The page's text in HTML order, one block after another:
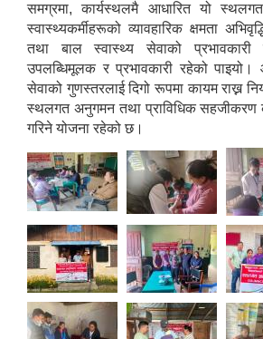
समग्रमा, कार्यस्थलमै आधारित यो
स्वास्थ्यकर्मीहरूको व्यावहारिक क्षमता
तथा बाल स्वास्थ्य सेवाको प्रभावकारी
उपलब्धिमूलक र प्रभावकारी रहेको पाइयो।
सेवाको गुणस्तरलाई दिगो रूपमा कायम राख्न
स्थलगत अनुगमन तथा प्राविधिक सहजीकरण
गरिने योजना रहेको छ।